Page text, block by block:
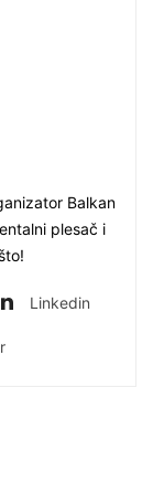
Balkan
plesač i
Linkedin